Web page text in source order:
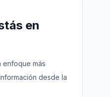
en
enfoque más
desde la